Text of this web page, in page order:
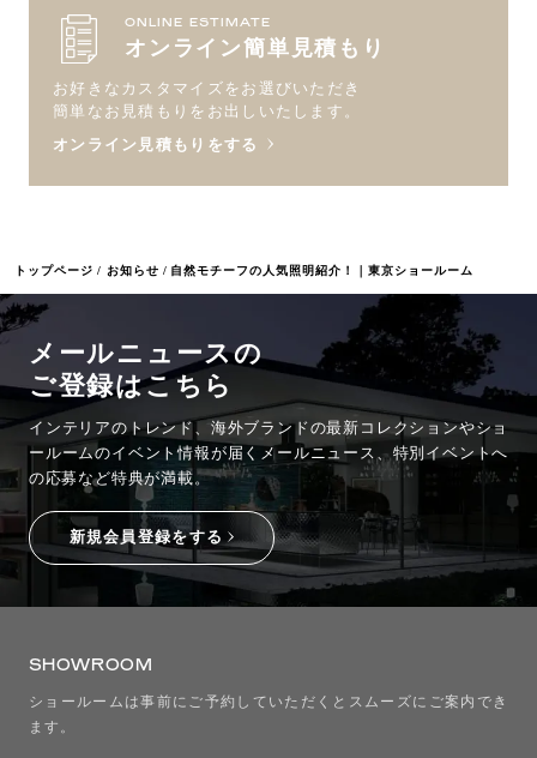
トップページ お知らせ 自然モチーフの人気照明紹介！｜東京ショールーム
ONLINE ESTIMATE
オンライン簡単見積もり
お好きなカスタマイズをお選びいただき
簡単なお見積もりをお出しいたします。
オンライン見積もりをする
メールニュースの
ご登録はこちら
インテリアのトレンド、海外ブランドの最新コレクションやショ
ールームのイベント情報が 届くメールニュース、特別イベントへ
の応募など特典が満載。
新規会員登録をする
SHOWROOM
ショールームは事前にご予約していただくとスムーズにご案内でき
ます。